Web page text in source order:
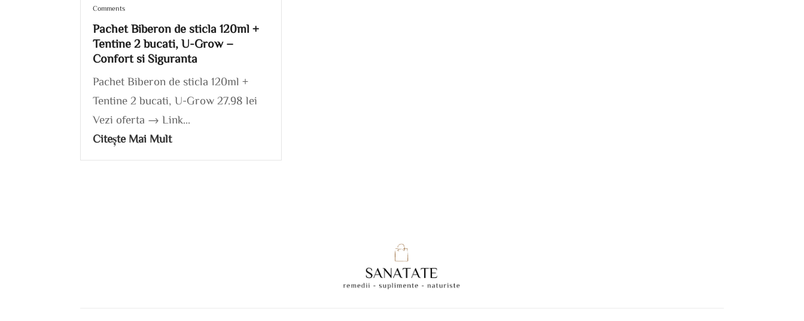
Pachet Biberon de sticla 120ml +
Tentine 2 bucati, U-Grow –
Confort si Siguranta
Comments
Pachet Biberon de sticla 120ml +
Tentine 2 bucati, U-Grow 27.98 lei
Vezi oferta → Link...
Citește Mai Mult